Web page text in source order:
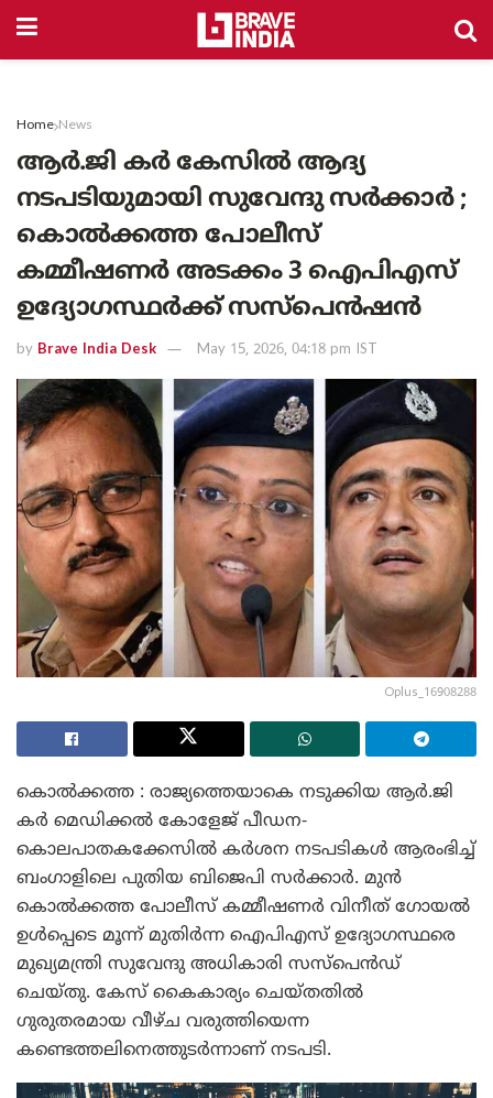
Home News
ആർ.ജി കർ കേസിൽ ആദ്യ
നടപടിയുമായി സുവേന്ദു സർക്കാർ ;
കൊൽക്കത്ത പോലീസ്
കമ്മീഷണർ അടക്കം 3 ഐപിഎസ്
ഉദ്യോഗസ്ഥർക്ക് സസ്പെൻഷൻ
by Brave India Desk May 15, 2026, 04:18 pm IST
Oplus_16908288
കൊൽക്കത്ത : രാജ്യത്തെയാകെ നടുക്കിയ ആർ.ജി
കർ മെഡിക്കൽ കോളേജ് പീഡന-
കൊലപാതകക്കേസിൽ കർശന നടപടികൾ ആരംഭിച്ച്
ബംഗാളിലെ പുതിയ ബിജെപി സർക്കാർ. മുൻ
കൊൽക്കത്ത പോലീസ് കമ്മീഷണർ വിനീത് ഗോയൽ
ഉൾപ്പെടെ മൂന്ന് മുതിർന്ന ഐപിഎസ് ഉദ്യോഗസ്ഥരെ
മുഖ്യമന്ത്രി സുവേന്ദു അധികാരി സസ്പെൻഡ്
ചെയ്തു. കേസ് കൈകാര്യം ചെയ്തതിൽ
ഗുരുതരമായ വീഴ്ച വരുത്തിയെന്ന
കണ്ടെത്തലിനെത്തുടർന്നാണ് നടപടി.